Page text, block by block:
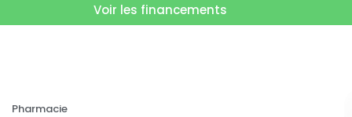
Voir les financements
Pharmacie